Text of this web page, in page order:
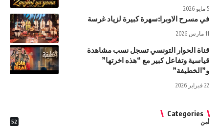
في مسرح الاوبرا:سهرة كبيرة لزياد غرسة
قناة الحوار التونسي تسجل نسب مشاهدة
قياسية وتفاعل كبير مع “هذه اخرتها”
و”الخطيفة”
Categories
أمن 52